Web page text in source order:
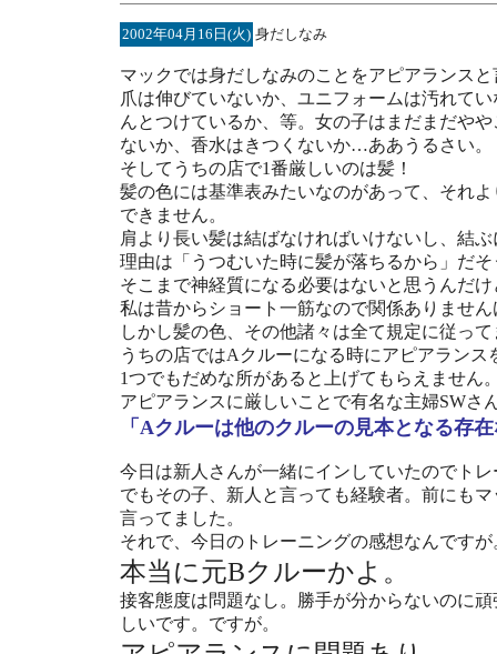
2002年04月16日(火) 身だしなみ
マックでは身だしなみのことをアピアランス
爪は伸びていないか、ユニフォームは汚れて
んとつけているか、等。女の子はまだまだや
ないか、香水はきつくないか…ああうるさい。
そしてうちの店で1番厳しいのは髪！
髪の色には基準表みたいなのがあって、それ
できません。
肩より長い髪は結ばなければいけないし、結
理由は「うつむいた時に髪が落ちるから」だそ
そこまで神経質になる必要はないと思うんだ
私は昔からショート一筋なので関係ありません
しかし髪の色、その他諸々は全て規定に従って
うちの店ではAクルーになる時にアピアラン
1つでもだめな所があると上げてもらえません
アピアランスに厳しいことで有名な主婦SWさ
「Aクルーは他のクルーの見本となる存
今日は新人さんが一緒にインしていたのでト
でもその子、新人と言っても経験者。前にも
言ってました。
それで、今日のトレーニングの感想なんですが
本当に元Bクルーかよ。
接客態度は問題なし。勝手が分からないのに
しいです。ですが。